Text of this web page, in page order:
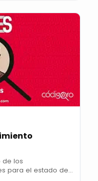
de los
para el estado de